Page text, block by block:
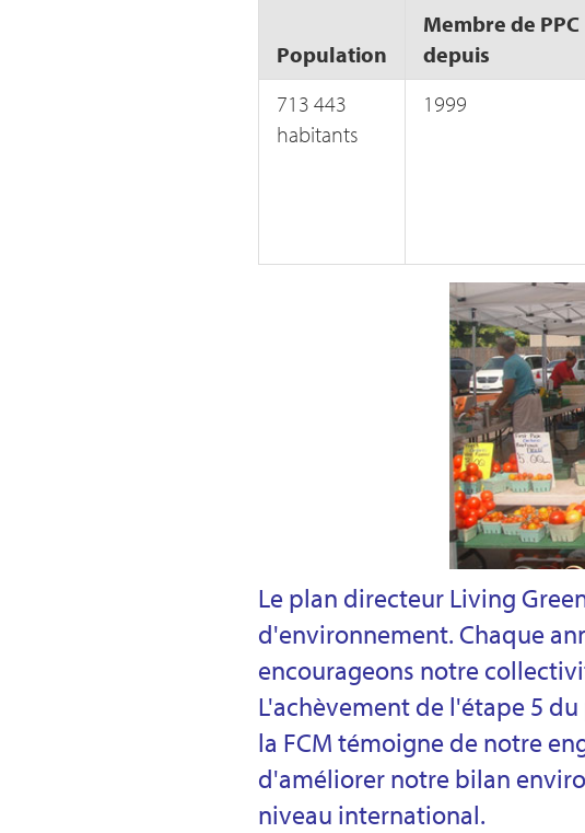
Population
Membre de PPC
depuis
713 443
habitants
1999
Le plan directeur Living
d'environnement. Chaque
encourageons notre
L'achèvement de l'étape 5
la FCM témoigne de notre
d'améliorer notre bilan
niveau international.